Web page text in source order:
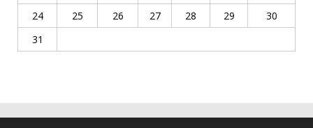
24
25 26 27 28 29
30
31